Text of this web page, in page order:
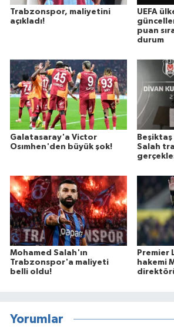
Trabzonspor, maliyetini
açıkladı!
UEFA
puan
durum
Galatasaray'a Victor
Osımhen'den büyük şok!
Beşiktaş
Salah
Mohamed Salah'ın
Trabzonspor'a maliyeti
belli oldu!
Premier
hakemi
Yorumlar